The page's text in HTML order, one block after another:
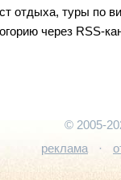
отдыха, туры по
через RSS-
© 2005-
реклама
·